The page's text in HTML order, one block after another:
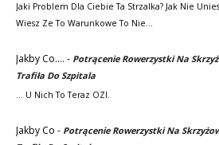
Jaki Problem Dla Ciebie Ta Strzalka? Jak Nie
Wiesz Ze To Warunkowe To Nie…
Jakby Co.... - Potrącenie Rowerzystki Na
Trafiła Do Szpitala
... U Nich To Teraz OZI.
Jakby Co - Potrącenie Rowerzystki Na